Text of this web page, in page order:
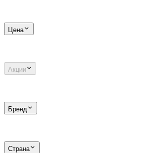
Цена
Акции
Бренд
Страна